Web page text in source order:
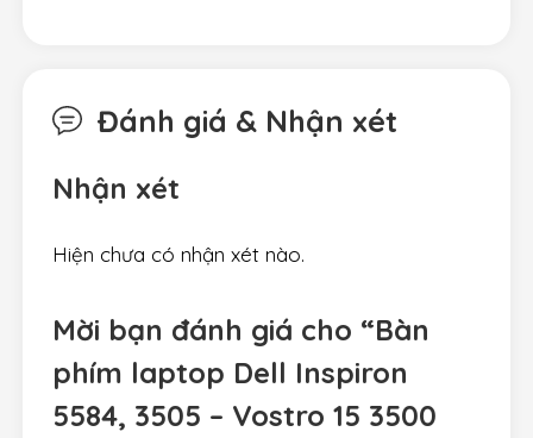
Đánh giá & Nhận xét
Nhận xét
Hiện chưa có nhận xét nào.
Mời bạn đánh giá cho “Bàn
phím laptop Dell Inspiron
5584, 3505 – Vostro 15 3500